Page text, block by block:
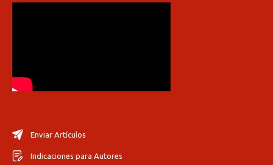
Enviar Artículos
Indicaciones para Autores